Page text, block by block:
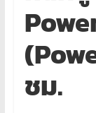
จัด
เว็บไซต์
เช่า
โอส
จดชม.